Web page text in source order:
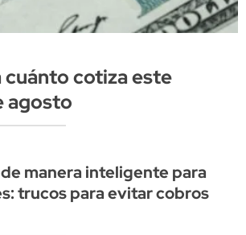
cuánto cotiza este
agosto
manera inteligente para
trucos para evitar cobros